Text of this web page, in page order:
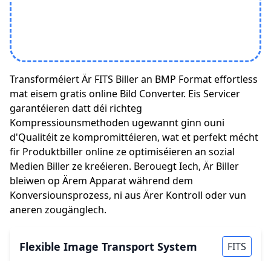
Transforméiert Är FITS Biller an BMP Format effortless
mat eisem gratis online Bild Converter. Eis Servicer
garantéieren datt déi richteg
Kompressiounsmethoden ugewannt ginn ouni
d'Qualitéit ze kompromittéieren, wat et perfekt mécht
fir Produktbiller online ze optimiséieren an sozial
Medien Biller ze kreéieren. Berouegt Iech, Är Biller
bleiwen op Ärem Apparat während dem
Konversiounsprozess, ni aus Ärer Kontroll oder vun
aneren zougänglech.
Flexible Image Transport System FITS